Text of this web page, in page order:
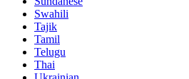
Swahili
Tajik
Tamil
Telugu
Thai